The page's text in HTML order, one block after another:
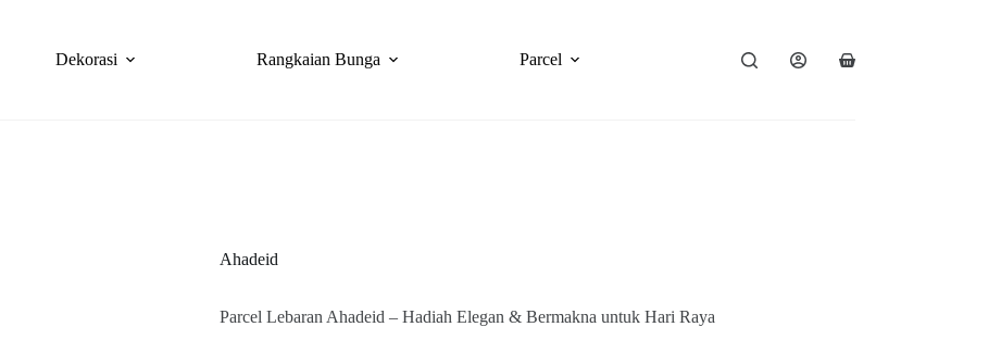
Dekorasi Rangkaian Bunga Parcel
Ahadeid
Parcel Lebaran Ahadeid – Hadiah Elegan & Bermakna untuk Hari Raya